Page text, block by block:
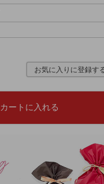
お気に入りに登録す
カートに入れる